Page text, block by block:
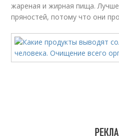
жареная и жирная пища.
пряностей, потому что они